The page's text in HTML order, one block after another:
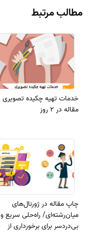
مطالب مرتبط
خدمات تهیه چکیده تصویری
مقاله در 2 روز
چاپ مقاله در ژورنال‌های
میان‌رشته‌ای/ راه‌حلی سریع و
بی‌دردسر برای برخورداری از